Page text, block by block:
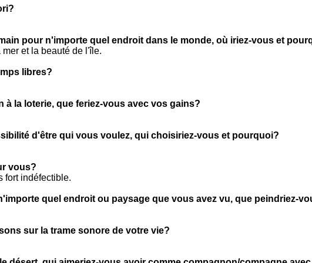
pour n'importe quel endroit dans le monde, où iriez-vous et
et la beauté de l'île.
libres?
à la loterie, que feriez-vous avec vos gains?
d'être qui vous voulez, qui choisiriez-vous et pourquoi?
vous?
fort indéfectible.
quel endroit ou paysage que vous avez vu, que peindriez-
sur la trame sonore de votre vie?